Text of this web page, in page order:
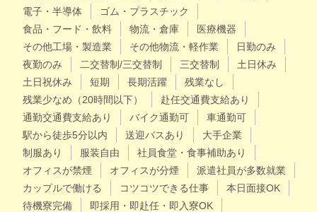
電子・半導体
ゴム・プラスチック
食品・フード・飲料
物流・倉庫
医療機器
その他工場・製造業
その他物流・軽作業
日勤のみ
夜勤のみ
二交替制/三交替制 三交替制
土日休み
土日祝休み
短期 長期活躍
残業なし
残業少なめ（20時間以下）
赴任交通費支給あり
通勤交通費支給あり
バイク通勤可
車通勤可
駅から徒歩5分以内
送迎バスあり
大手企業
制服あり
服装自由
社員食堂・食事補助あり
オフィスが禁煙
オフィスが分煙
派遣社員が多数就業
カップルで働ける
コツコツできる仕事
本日面接OK
待機寮完備
即採用・即赴任・即入寮OK